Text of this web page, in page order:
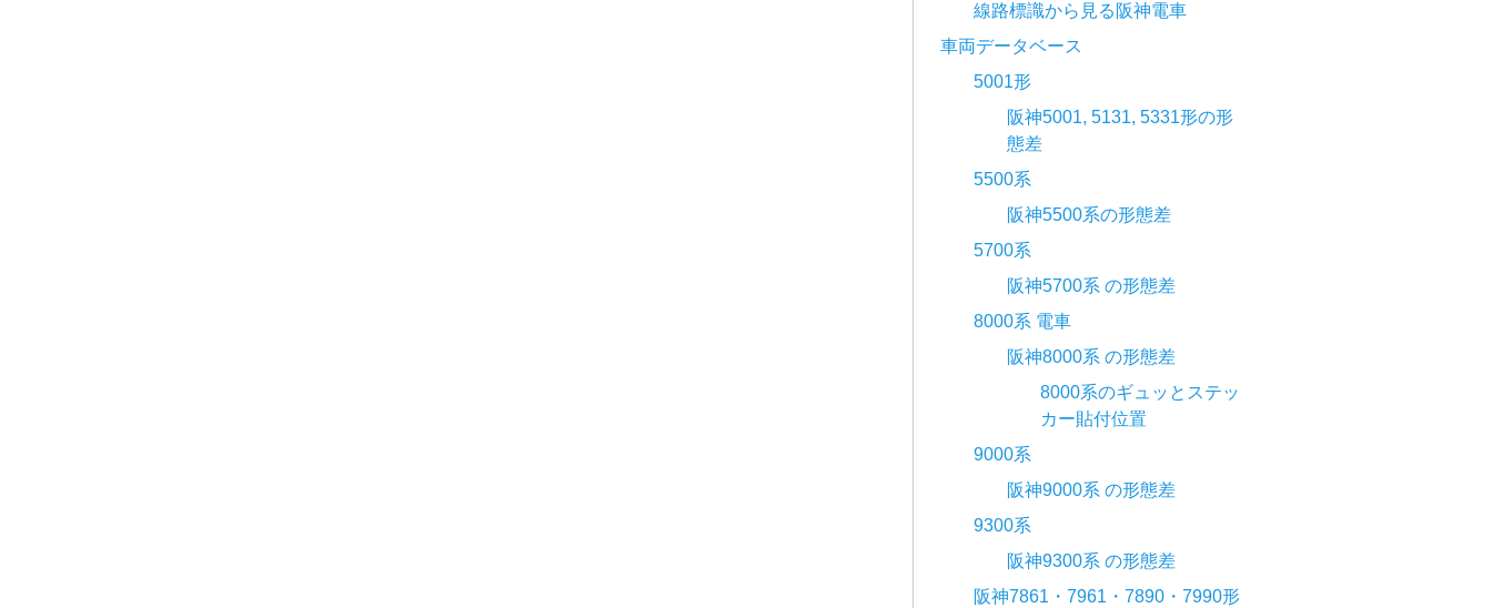
線路標識から見る阪神電車
車両データベース
5001形
阪神5001, 5131, 5331形の形
態差
5500系
阪神5500系の形態差
5700系
阪神5700系 の形態差
8000系 電車
阪神8000系 の形態差
8000系のギュッとステッ
カー貼付位置
9000系
阪神9000系 の形態差
9300系
阪神9300系 の形態差
阪神7861・7961・7890・7990形